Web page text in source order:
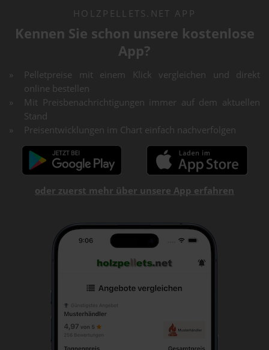
HOLZPELLETS.NET APP
Kennen Sie schon unsere kostenlose
App?
Pelletpreise mit einem Klick vergleichen und direkt
online bestellen
Mit Preisbenachrichtigungen immer auf dem aktuellen
Stand
Preisentwicklungen im Chart einfach nachverfolgen
oder zuerst mehr über unsere App erfahren